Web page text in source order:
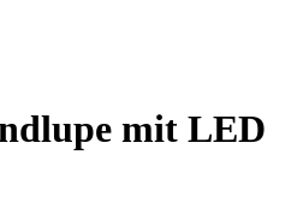
mit LED